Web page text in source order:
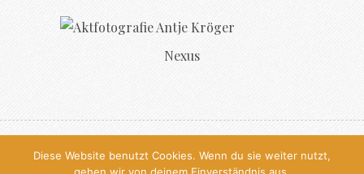
Nexus
© 2026, All Rights Reserved, Antje
Diese Website benutzt Cookies. Wenn du sie weiter nutzt,